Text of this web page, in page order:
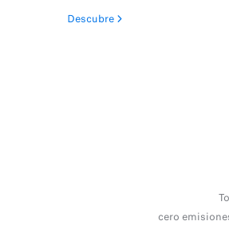
Descubre
cero